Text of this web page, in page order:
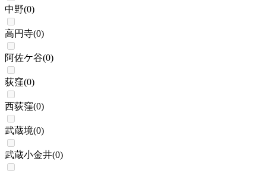
中野(0)
高円寺(0)
阿佐ケ谷(0)
荻窪(0)
西荻窪(0)
武蔵境(0)
武蔵小金井(0)